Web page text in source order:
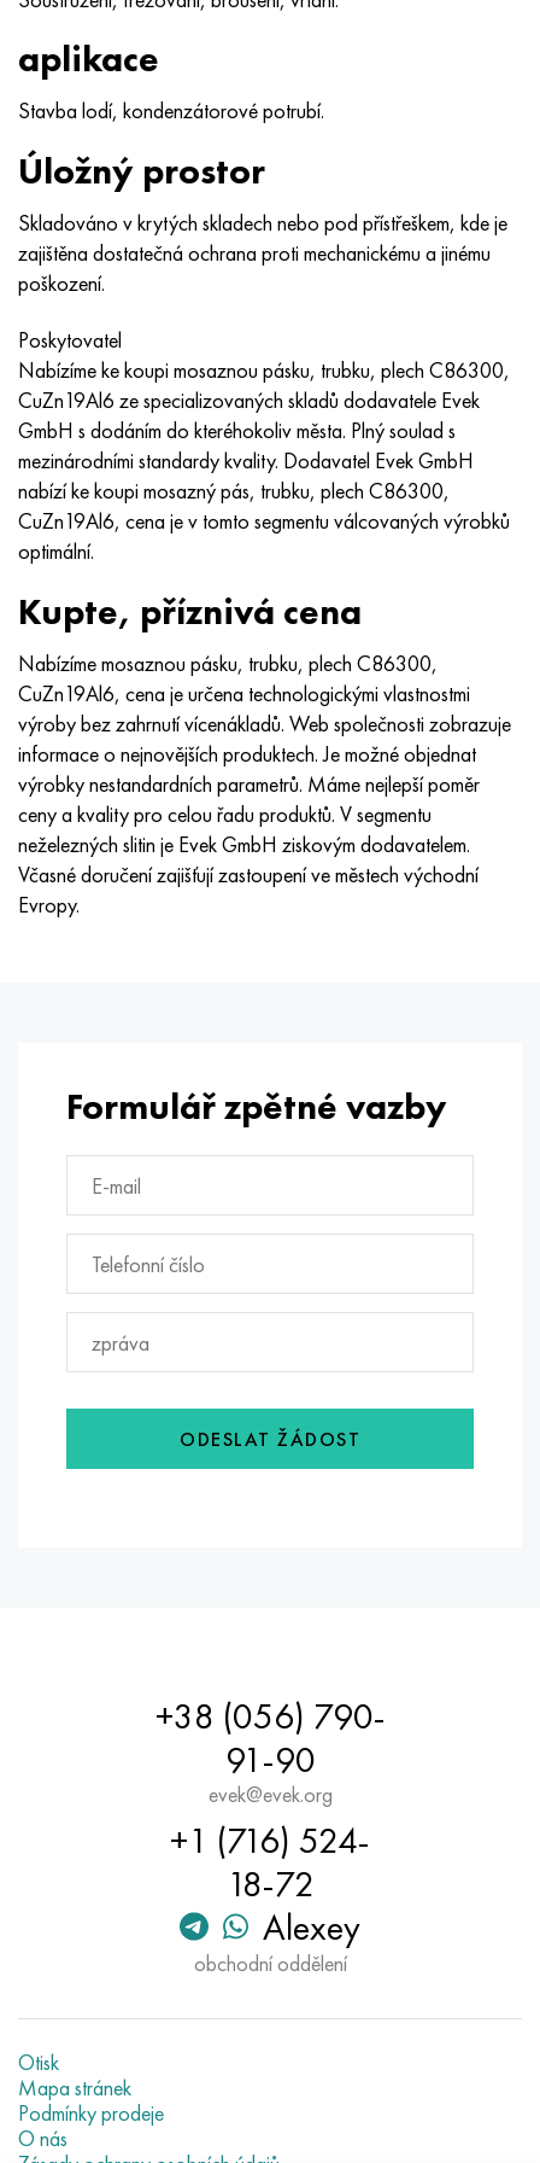
aplikace
Stavba lodí, kondenzátorové potrubí.
Úložný prostor
Skladováno v krytých skladech nebo pod přístřeškem, kde je
zajištěna dostatečná ochrana proti mechanickému a jinému
poškození.
Poskytovatel
Nabízíme ke koupi mosaznou pásku, trubku, plech C86300,
CuZn19Al6 ze specializovaných skladů dodavatele Evek
GmbH s dodáním do kteréhokoliv města. Plný soulad s
mezinárodními standardy kvality. Dodavatel Evek GmbH
nabízí ke koupi mosazný pás, trubku, plech C86300,
CuZn19Al6, cena je v tomto segmentu válcovaných výrobků
optimální.
Kupte, příznivá cena
Nabízíme mosaznou pásku, trubku, plech C86300,
CuZn19Al6, cena je určena technologickými vlastnostmi
výroby bez zahrnutí vícenákladů. Web společnosti zobrazuje
informace o nejnovějších produktech. Je možné objednat
výrobky nestandardních parametrů. Máme nejlepší poměr
ceny a kvality pro celou řadu produktů. V segmentu
neželezných slitin je Evek GmbH ziskovým dodavatelem.
Včasné doručení zajišťují zastoupení ve městech východní
Evropy.
Formulář zpětné vazby
ODESLAT ŽÁDOST
+38 (056) 790-
91-90
evek@evek.org
+1 (716) 524-
18-72
Alexey
obchodní oddělení
Otisk
Mapa stránek
Podmínky prodeje
O nás
Nimonic 90
Nimonic 263
Haynes 188
Haynes 230
Hastelloy b3
Hastelloy c4
Hastelloy C22
Hastelloy C-276
Hastelloy C2000
Hastelloy 3
Hastelloy x
Udimet 500
Udimet 720
Přesná trubka
H70MFV
AM-350 – AM-5548
AM-355 – AM-5547
Řecký Ascoloy 418
Potrubí odolné proti korozi
45Х14Н14В2М
50X14MF
95 x 18
ac35g2, 36smnpb14, 1.0765
38x2n2ma, 34CrNiMo6, 40NiCrMo7
38 hodin, 37 hodin
38XA, 37Cr4, AISI 5135
40G, 40Mn4, AISI 1035
38XM, 42CrMo4, AISI 1,7225
40HH, 36NiCr6, AISI 3135
40XFA, 1,7223, AISI 4142
45X, 45h, 1,7035
45HN2MFA, k2425, 45hnmf
A40G, 44smn28, 1.0762, 46s20